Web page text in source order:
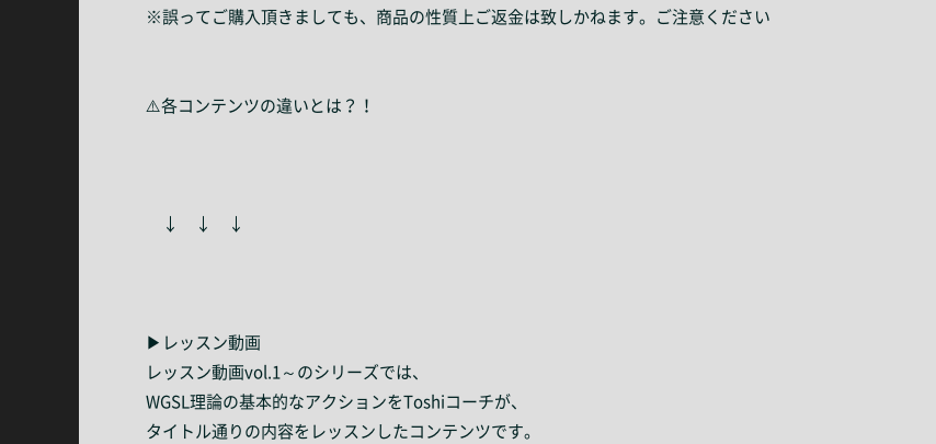
※誤ってご購入頂きましても、商品の性質上ご返金は致しかねます。ご注意ください
⚠️各コンテンツの違いとは？！
↓ ↓ ↓
▶レッスン動画
レッスン動画vol.1～のシリーズでは、
WGSL理論の基本的なアクションをToshiコーチが、
タイトル通りの内容をレッスンしたコンテンツです。